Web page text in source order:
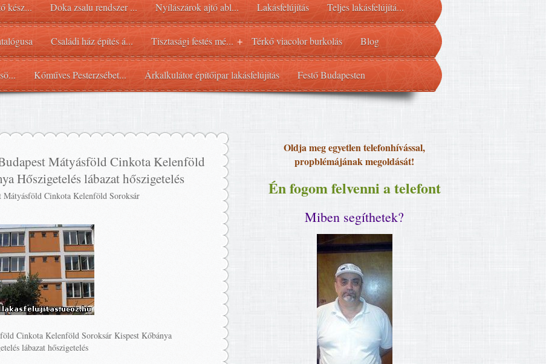
kész... Doka zsalu rendszer ... Nyílászárok ajtó abl... Lakásfelújítás Teljes lakásfelújítá...
Családi ház építés á... Tisztasági festés mé... + Térkő viacolor burkolás Blog
Kőműves Pesterzsébet... Árkalkulátor építőipar lakásfelújítás Festő Budapesten
Mátyásföld Cinkota Kelenföld
Hőszigetelés lábazat hőszigetelés
Mátyásföld Cinkota Kelenföld Soroksár
Cinkota Kelenföld Soroksár Kispest Kőbánya
lábazat hőszigetelés
Oldja meg egyetlen telefonhívással,
propblémájának megoldását!
Én fogom felvenni a telefont
Miben segíthetek?